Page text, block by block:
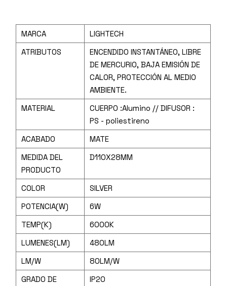
MARCA
LIGHTECH
ATRIBUTOS
ENCENDIDO INSTANTÁNEO, LIBRE
DE MERCURIO, BAJA EMISIÓN DE
CALOR, PROTECCIÓN AL MEDIO
AMBIENTE.
MATERIAL
CUERPO :Alumino // DIFUSOR :
PS - poliestireno
ACABADO
MATE
MEDIDA DEL
PRODUCTO
D110X28MM
COLOR
SILVER
POTENCIA(W)
6W
TEMP(K)
6000K
LUMENES(LM)
480LM
LM/W
80LM/W
GRADO DE
IP20